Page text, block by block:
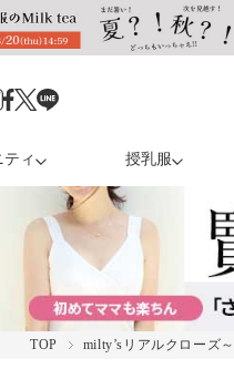
ィ 授乳服
TOP milty’sリアルクローズ